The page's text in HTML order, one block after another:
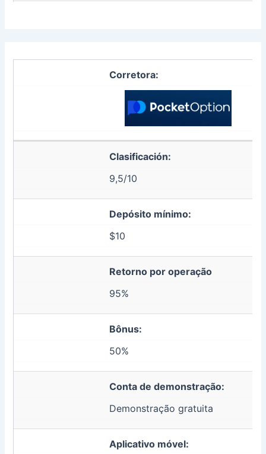
Corretora:
Clasificación:
9,5/10
Depósito mínimo:
$10
Retorno por operação
95%
Bônus:
50%
Conta de demonstração:
Demonstração gratuita
Aplicativo móvel: